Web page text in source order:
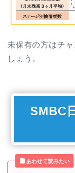
未保有の方はチ
しょう。
SMBC
あわせて読みたい